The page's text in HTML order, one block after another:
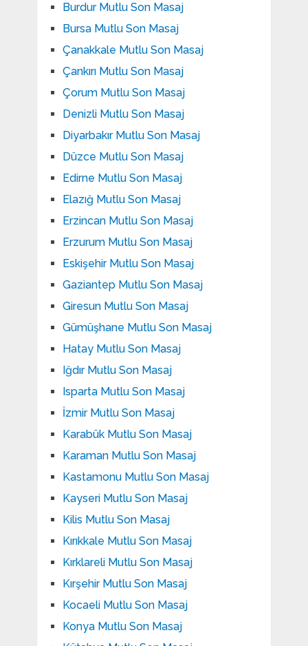
Burdur Mutlu Son Masaj
Bursa Mutlu Son Masaj
Çanakkale Mutlu Son Masaj
Çankırı Mutlu Son Masaj
Çorum Mutlu Son Masaj
Denizli Mutlu Son Masaj
Diyarbakır Mutlu Son Masaj
Düzce Mutlu Son Masaj
Edirne Mutlu Son Masaj
Elazığ Mutlu Son Masaj
Erzincan Mutlu Son Masaj
Erzurum Mutlu Son Masaj
Eskişehir Mutlu Son Masaj
Gaziantep Mutlu Son Masaj
Giresun Mutlu Son Masaj
Gümüşhane Mutlu Son Masaj
Hatay Mutlu Son Masaj
Iğdır Mutlu Son Masaj
Isparta Mutlu Son Masaj
İzmir Mutlu Son Masaj
Karabük Mutlu Son Masaj
Karaman Mutlu Son Masaj
Kastamonu Mutlu Son Masaj
Kayseri Mutlu Son Masaj
Kilis Mutlu Son Masaj
Kırıkkale Mutlu Son Masaj
Kırklareli Mutlu Son Masaj
Kırşehir Mutlu Son Masaj
Kocaeli Mutlu Son Masaj
Konya Mutlu Son Masaj